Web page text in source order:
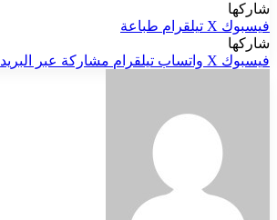
شاركها
فيسبوك ‫X تيلقرام طباعة
شاركها
فيسبوك ‫X واتساب تيلقرام مشاركة عبر البريد